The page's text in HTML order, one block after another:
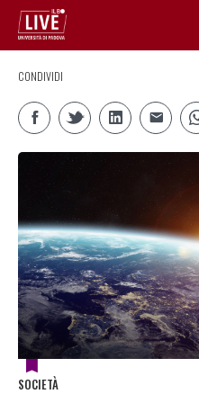
CONDIVIDI
SOCIETÀ